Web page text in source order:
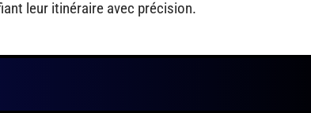
leur itinéraire avec précision.